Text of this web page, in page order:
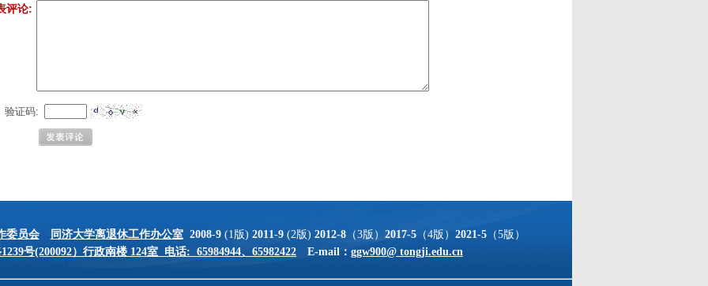
评论:
验证码:
委员会 同济大学离退休工作办公室 2008-9(1版) 2011-9(2版) 2012-8（3版） 2017-5（4版） 2021-5（5版）
号(200092）行政南楼 124室 电话: 65984944、65982422 E-mail： ggw900@ tongji.edu.cn